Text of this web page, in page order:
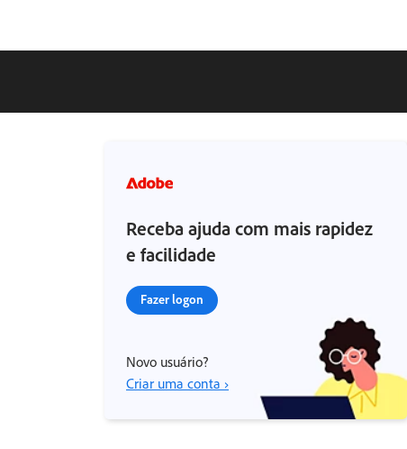
Receba ajuda com mais rapidez
e facilidade
Fazer logon
Novo usuário?
Criar uma conta ›